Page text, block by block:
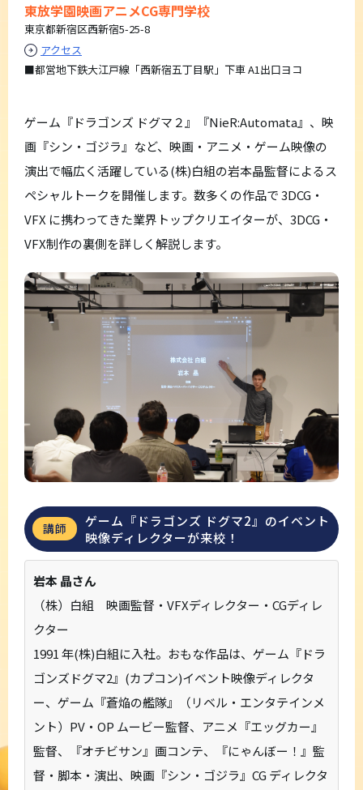
東放学園映画アニメCG専門学校
東京都新宿区西新宿5-25-8
アクセス
■都営地下鉄大江戸線「西新宿五丁目駅」下車 A1出口ヨコ
ゲーム『ドラゴンズ ドグマ２』『NieR:Automata』、映
画『シン・ゴジラ』など、映画・アニメ・ゲーム映像の
演出で幅広く活躍している(株)白組の岩本晶監督によるス
ペシャルトークを開催します。数多くの作品で 3DCG・
VFX に携わってきた業界トップクリエイターが、3DCG・
VFX制作の裏側を詳しく解説します。
講師
ゲーム『ドラゴンズ ドグマ2』のイベント
映像ディレクターが来校！
岩本 晶さん
（株）白組 映画監督・VFXディレクター・CGディレ
クター
1991 年(株)白組に入社。おもな作品は、ゲーム『ドラ
ゴンズドグマ2』(カプコン)イベント映像ディレクタ
ー、ゲーム『蒼焔の艦隊』（リベル・エンタテインメ
ント）PV・OP ムービー監督、アニメ『エッグカー』
監督、『オチビサン』画コンテ、『にゃんぼー！』監
督・脚本・演出、映画『シン・ゴジラ』CG ディレクタ